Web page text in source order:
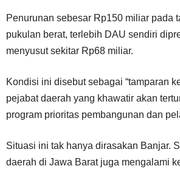
Penurunan sebesar Rp150 miliar pada
pukulan berat, terlebih DAU sendiri
menyusut sekitar Rp68 miliar.
Kondisi ini disebut sebagai “tamparan
pejabat daerah yang khawatir akan
program prioritas pembangunan dan
Situasi ini tak hanya dirasakan Banjar.
daerah di Jawa Barat juga mengalami